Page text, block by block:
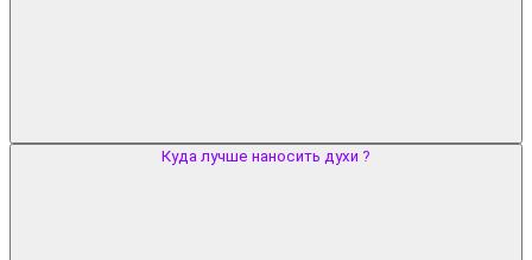
Куда лучше наносить духи ?